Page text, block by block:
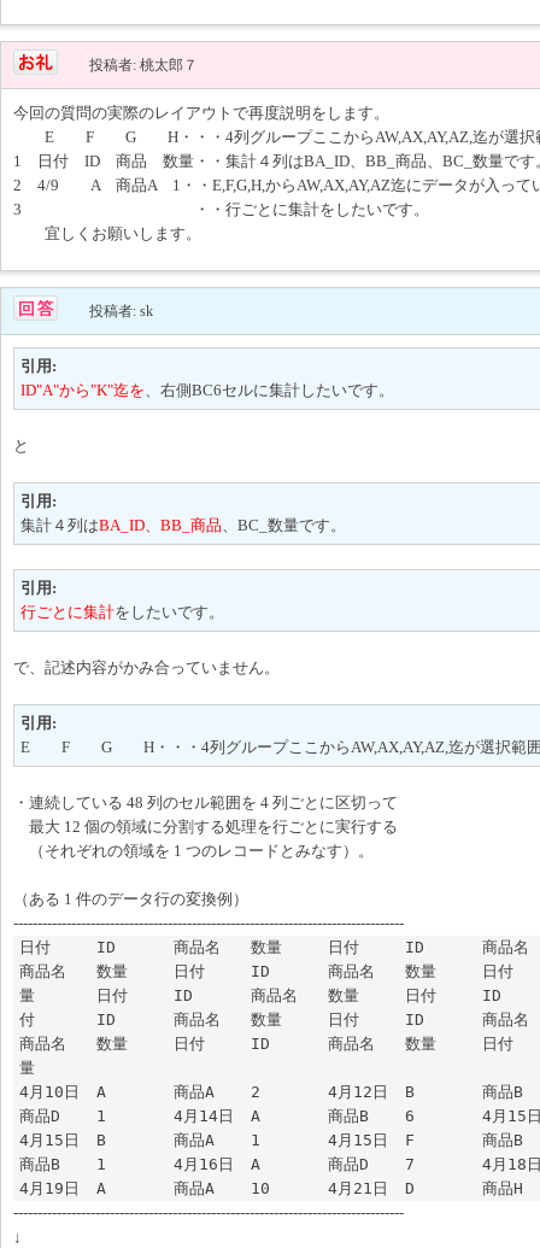
投稿者: 桃太郎７
今回の質問の実際のレイアウトで再度説明をします。
E F G H・・・4列グループここからAW,AX,AY,AZ,迄が選択
1 日付 ID 商品 数量・・集計４列はBA_ID、BB_商品、BC_数量です
2 4/9 A 商品A 1・・E,F,G,H,からAW,AX,AY,AZ迄にデータが入って
3 ・・行ごとに集計をしたいです。
宜しくお願いします。
投稿者: sk
引用:
ID"A"から"K"迄を 、右側BC6セルに集計したいです。
と
引用:
集計４列はBA_ID、BB_商品 、BC_数量です。
引用:
行ごとに集計をしたいです。
で、記述内容がかみ合っていません。
引用:
E F G H・・・4列グループここからAW,AX,AY,AZ,迄が選択範囲
・連続している 48 列のセル範囲を 4 列ごとに区切って
最大 12 個の領域に分割する処理を行ごとに実行する
（それぞれの領域を 1 つのレコードとみなす）。
（ある 1 件のデータ行の変換例）
---------------------------------------------------------------------------------
日付	ID	商品名	数量	日付	ID	商品名	数量	日付	ID
商品名	数量	日付	ID	商品名	数量	日付	ID	商品名	数
量	日付	ID	商品名	数量	日付	ID	商品名	数量	日
付	ID	商品名	数量	日付	ID	商品名	数量	日付	ID
商品名	数量	日付	ID	商品名	数量	日付	ID	商品名	数
量
4月10日	A	商品A	2	4月12日	B	商品B	1	4月13日	D
商品D	1	4月14日	A	商品B	6	4月15日	A	商品D	3
4月15日	B	商品A	1	4月15日	F	商品B	7	4月16日	F
商品B	1	4月16日	A	商品D	7	4月18日	B	商品B	2
---------------------------------------------------------------------------------
↓